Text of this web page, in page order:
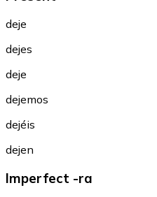
deje
dejes
deje
dejemos
dejéis
dejen
Imperfect -ra